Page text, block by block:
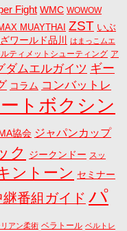
Fight WMC WOWOW
MUAYTHAI ZST いぶ
ワールド品川 はまっこムエ
ティメットシューティング ア
ダムエルガイツ ギー
コラム コンバットレ
トボクシン
協会 ジャパンカップ
ク ジークンドー スッ
ントーン セミナー
番組ガイド パ
アン柔術 ベラトール ベルトレ